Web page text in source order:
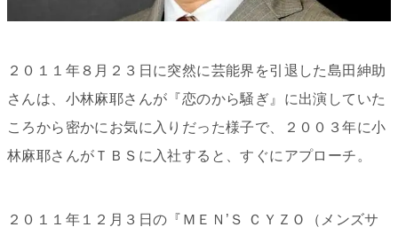
２０１１年８月２３日に突然に芸能界を引退した島田紳助
さんは、小林麻耶さんが『恋のから騒ぎ』に出演していた
ころから密かにお気に入りだった様子で、２００３年に小
林麻耶さんがＴＢＳに入社すると、すぐにアプローチ。
２０１１年１２月３日の『ＭＥＮ’Ｓ ＣＹＺＯ（メンズサ